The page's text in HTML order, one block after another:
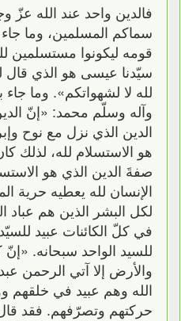
فالدين واحد عند الله عزّ
سماكم المسلمين، وما
قومه ليكونوا مستسلمين
سيّدنا عيسى هو الذي قال
لله لا لشهواتكم». وما جاء
وآله وسلّم محمد: «إنّ
الدين الذي نزل مع نوح
هو الاستسلام لله، لذلك
صفةَ الدين الذي هو
الإنسان لله يعطيه حرية
لكل البشر الذين هم عباد
في كلّ الكائنات عبيد
للسيد الواحد سبحانه.
والأرض إلا آتي الرحمن
الله وهم عبيد في خلقهم
حركتهم وتصرّفهم. فقد